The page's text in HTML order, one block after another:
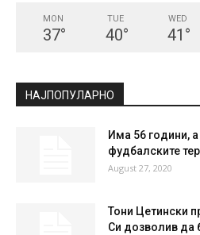
MON
37°
TUE
40°
WED
41 °
НАЈПОПУЛАРНО
Има 56 години,
фудбалските
August 27, 2020
Тони Цетински
Си дозволив да